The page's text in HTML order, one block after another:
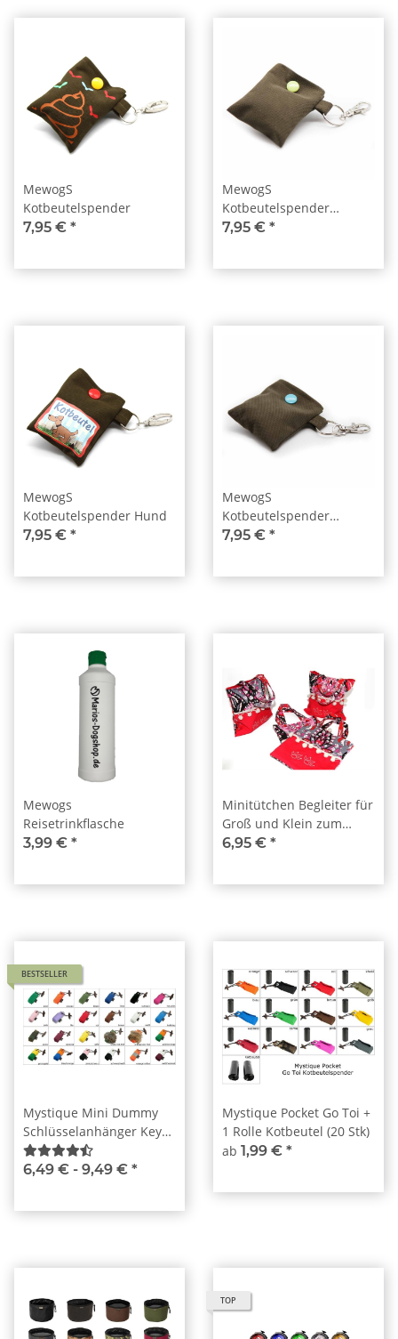
MewogS
Kotbeutelspender
7,95 € *
MewogS
Kotbeutelspender
apfelgrün
7,95 € *
MewogS
Kotbeutelspender Hund
7,95 € *
MewogS
Kotbeutelspender
türkisblau
7,95 € *
Mewogs
Reisetrinkflasche
3,99 € *
Minitütchen Begleiter für
Groß und Klein zum
Verschenken oder
6,95 € *
BESTSELLER
Mystique Mini Dummy
Schlüsselanhänger Key
Case
6,49 € - 9,49 € *
Mystique Pocket Go Toi +
1 Rolle Kotbeutel (20 Stk)
ab 1,99 € *
TOP